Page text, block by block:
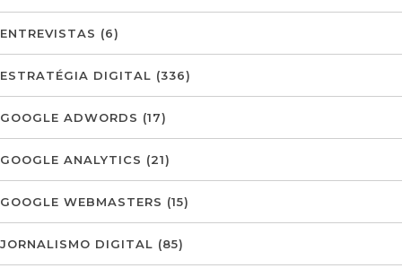
ENTREVISTAS (6)
ESTRATÉGIA DIGITAL (336)
GOOGLE ADWORDS (17)
GOOGLE ANALYTICS (21)
GOOGLE WEBMASTERS (15)
JORNALISMO DIGITAL (85)